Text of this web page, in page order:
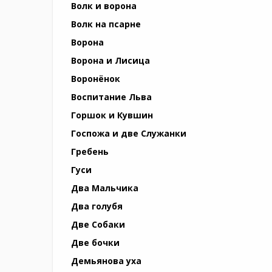
Волк и ворона
Волк на псарне
Ворона
Ворона и Лисица
Воронёнок
Воспитание Льва
Горшок и Кувшин
Госпожа и две Служанки
Гребень
Гуси
Два Мальчика
Два голубя
Две Собаки
Две бочки
Демьянова уха